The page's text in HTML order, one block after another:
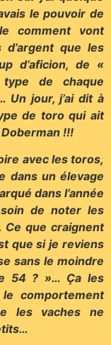
le pouvoir de
comment vont
que les
d’aficion, de «
de chaque
Un jour, j’ai dit à
de toro qui ait
!!!
avec les toros,
dans un élevage
dans l’année
de noter les
Ce que craignent
que si je reviens
sans le moindre
54 ? »… Ça les
comportement
les vaches ne